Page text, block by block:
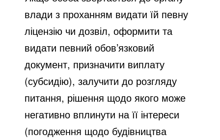
влади з проханням видати їй певну
ліцензію чи дозвіл, оформити та
видати певний обов’язковий
документ, призначити виплату
(субсидію), залучити до розгляду
питання, рішення щодо якого може
негативно вплинути на її інтереси
(погодження щодо будівництва